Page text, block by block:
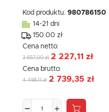
Kod produktu: 980786150
14-21 dni
150.00 zł
Cena netto:
3 657,00 zł 2 227,11 zł
Cena brutto:
4 498,11 zł 2 739,35 zł